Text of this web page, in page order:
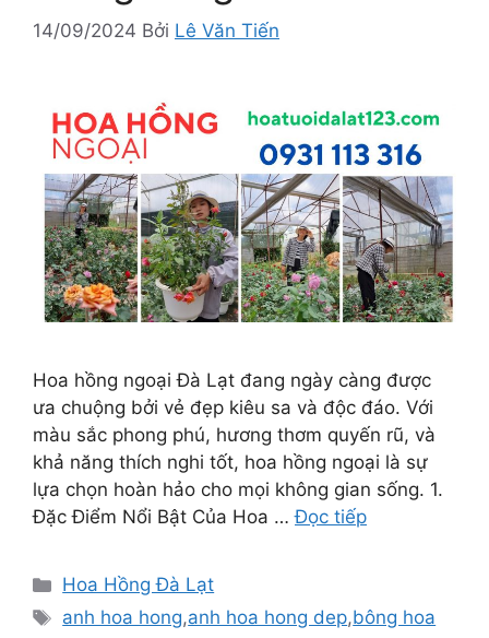
14/09/2024 Bởi Lê Văn Tiến
Hoa hồng ngoại Đà Lạt đang ngày càng được
ưa chuộng bởi vẻ đẹp kiêu sa và độc đáo. Với
màu sắc phong phú, hương thơm quyến rũ, và
khả năng thích nghi tốt, hoa hồng ngoại là sự
lựa chọn hoàn hảo cho mọi không gian sống. 1.
Đặc Điểm Nổi Bật Của Hoa …Đọc tiếp
Danh
mục
Hoa Hồng Đà Lạt
Thẻ
anh hoa hong,anh hoa hong dep,bông hoa